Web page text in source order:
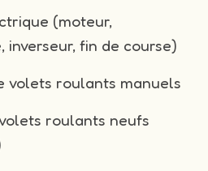
(moteur,
inverseur, fin de course)
volets roulants manuels
roulants neufs